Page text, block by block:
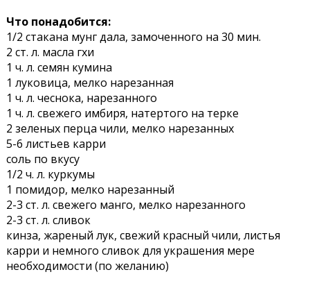
Что понадобится:
1/2 стакана мунг дала, замоченного на 30 мин.
2 ст. л. масла гхи
1 ч. л. семян кумина
1 луковица, мелко нарезанная
1 ч. л. чеснока, нарезанного
1 ч. л. свежего имбиря, натертого на терке
2 зеленых перца чили, мелко нарезанных
5-6 листьев карри
соль по вкусу
1/2 ч. л. куркумы
1 помидор, мелко нарезанный
2-3 ст. л. свежего манго, мелко нарезанного
2-3 ст. л. сливок
кинза, жареный лук, свежий красный чили, листья
карри и немного сливок для украшения мере
необходимости (по желанию)